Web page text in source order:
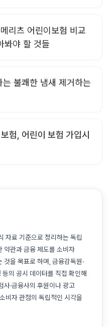
리츠 어린이보험 비교
봐야 할 것들
불쾌한 냄새 제거하는
험, 어린이 보험 가입시
자료 기준으로 정리하는 독립
약관과 금융 제도를 소비자
것을 목표로 하며, 금융감독원·
등의 공시 데이터를 직접 확인해
사·금융사의 후원이나 광고
비자 관점의 독립적인 시각을